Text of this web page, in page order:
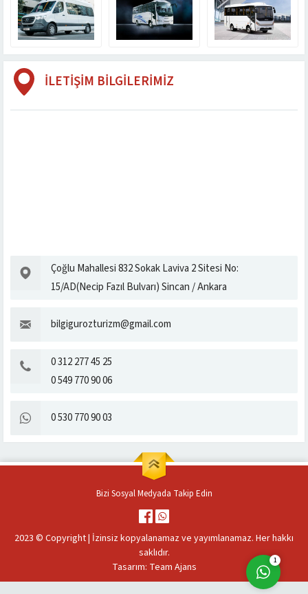
İLETİŞİM BİLGİLERİMİZ
Çoğlu Mahallesi 832 Sokak Laviva 2 Sitesi No:
15/AD(Necip Fazıl Bulvarı) Sincan / Ankara
bilgigurozturizm@gmail.com
0 312 277 45 25
0 549 770 90 06
0 530 770 90 03
Bizi Sosyal Medyada Takip Edin
2023 © Copyright | İzinsiz kopyalanamaz ve yayımlanamaz. Her hakkı
saklıdır.
Tasarım: Team Ajans
Cevap Yaz
1